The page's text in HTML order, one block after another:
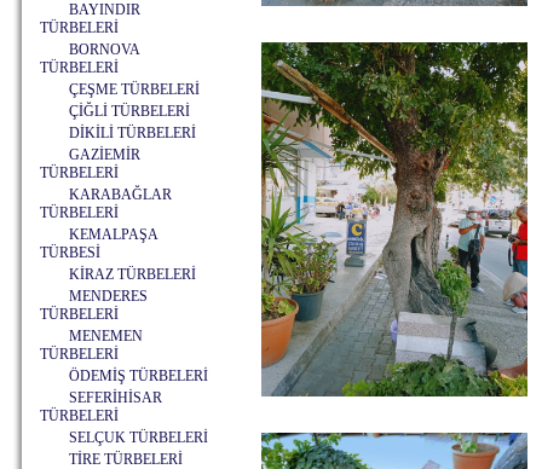
BAYINDIR
TÜRBELERİ
BORNOVA
TÜRBELERİ
ÇEŞME TÜRBELERİ
ÇİĞLİ TÜRBELERİ
DİKİLİ TÜRBELERİ
GAZİEMİR
TÜRBELERİ
KARABAĞLAR
TÜRBELERİ
KEMALPAŞA
TÜRBESİ
KİRAZ TÜRBELERİ
MENDERES
TÜRBELERİ
MENEMEN
TÜRBELERİ
ÖDEMİŞ TÜRBELERİ
SEFERİHİSAR
TÜRBELERİ
SELÇUK TÜRBELERİ
TİRE TÜRBELERİ